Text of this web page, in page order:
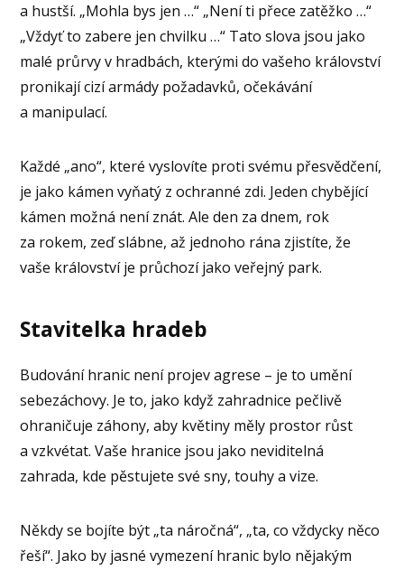
a hustší. „Mohla bys jen …“ „Není ti přece zatěžko …“
„Vždyť to zabere jen chvilku …“ Tato slova jsou jako
malé průrvy v hradbách, kterými do vašeho království
pronikají cizí armády požadavků, očekávání
a manipulací.
Každé „ano“, které vyslovíte proti svému přesvědčení,
je jako kámen vyňatý z ochranné zdi. Jeden chybějící
kámen možná není znát. Ale den za dnem, rok
za rokem, zeď slábne, až jednoho rána zjistíte, že
vaše království je průchozí jako veřejný park.
Stavitelka hradeb
Budování hranic není projev agrese – je to umění
sebezáchovy. Je to, jako když zahradnice pečlivě
ohraničuje záhony, aby květiny měly prostor růst
a vzkvétat. Vaše hranice jsou jako neviditelná
zahrada, kde pěstujete své sny, touhy a vize.
Někdy se bojíte být „ta náročná“, „ta, co vždycky něco
řeší“. Jako by jasné vymezení hranic bylo nějakým